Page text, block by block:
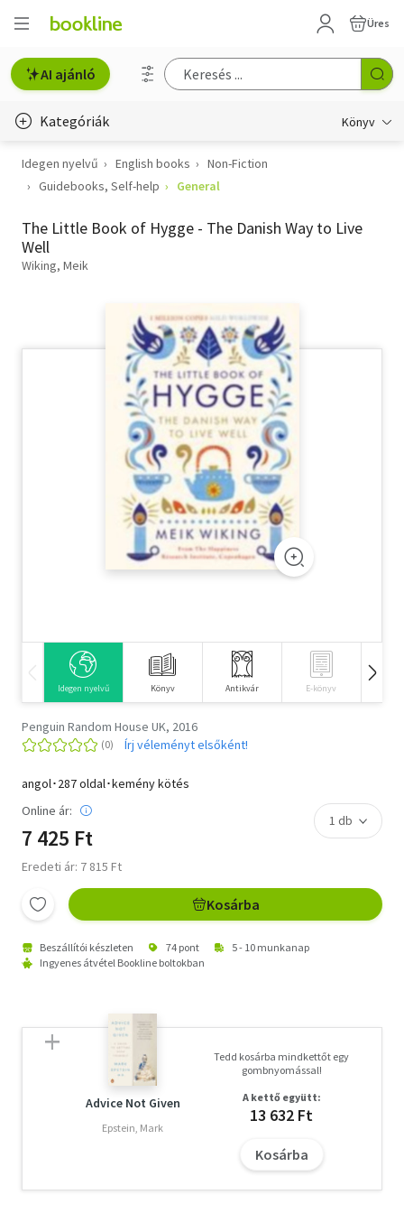
Üres
AI ajánló
Kategóriák Könyv
Életmód, egészség
Gyermek- és ifjúsági
Szótár, nyelvkönyv
Tankönyv, segédkönyv
Társadalomtudomány
Természettudomány
Idegen nyelvű English books
Non-Fiction
Guidebooks, Self-help
General
The Little Book of Hygge - The Danish Way to Live
Well
Wiking, Meik
Idegen nyelvű Könyv Antikvár E-könyv
Penguin Random House UK, 2016
Írj véleményt elsőként!
angol･287 oldal･kemény kötés
Online ár:
7 425 Ft
Eredeti ár: 7 815 Ft
Kosárba
Beszállítói készleten 74 pont
5 - 10 munkanap
Ingyenes átvétel Bookline boltokban
Advice Not Given
Epstein, Mark
Tedd kosárba mindkettőt egy
gombnyomással!
A kettő együtt:
13 632 Ft
Kosárba